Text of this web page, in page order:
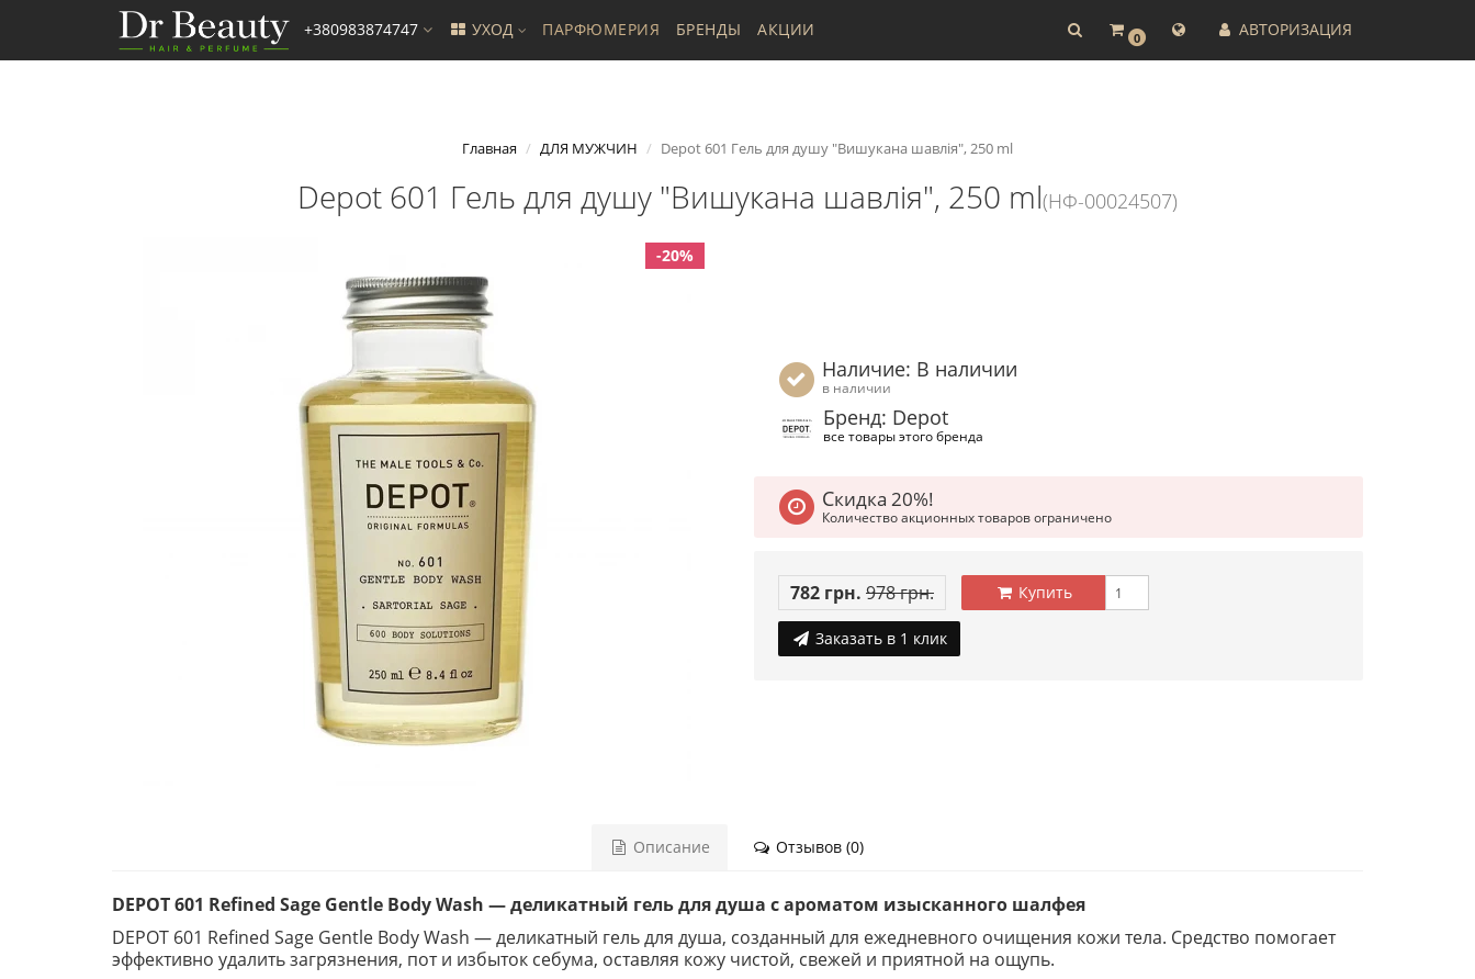
0 АВТОРИЗАЦИЯ
+380983874747 УХОД ПАРФЮМЕРИЯ БРЕНДЫ АКЦИИ
Главная ДЛЯ МУЖЧИН Depot 601 Гель для душу "Вишукана шавлія", 250 ml
Depot 601 Гель для душу "Вишукана шавлія", 250 ml(НФ-00024507)
-20%
Наличие: В наличии
в наличии
Бренд: Depot
все товары этого бренда
Скидка 20%!
Количество акционных товаров ограничено
782 грн. 978 грн. Купить
Заказать в 1 клик
Описание Отзывов (0)
DEPOT 601 Refined Sage Gentle Body Wash — деликатный гель для душа с ароматом изысканного шалфея
DEPOT 601 Refined Sage Gentle Body Wash — деликатный гель для душа, созданный для ежедневного очищения кожи тела. Средство помогает
эффективно удалить загрязнения, пот и избыток себума, оставляя кожу чистой, свежей и приятной на ощупь.